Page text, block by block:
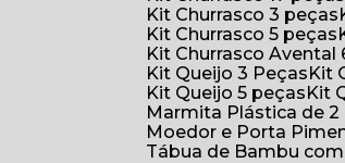
Kit Churrasco 3 peças
Kit Churrasco 5 peças
Kit Churrasco Avental
Kit Queijo 3 Peças
Kit Queijo 5 peças
Kit
Marmita Plástica de
Moedor e Porta
Tábua de Bambu